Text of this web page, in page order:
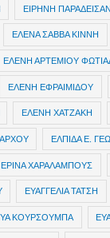
ΕΙΡΗΝΗ
ΕΛΕΝΑ ΣΑΒΒΑ ΚΙΝΝΗ
ΕΛΕΝΗ ΑΡΤΕΜΙΟΥ
ΕΛΕΝΗ ΕΦΡΑΙΜΙΔΟΥ
ΕΛΕΝΗ ΧΑΤΖΑΚΗ
ΕΛΠΙΔΑ Ε.
ΕΡΙΝΑ ΧΑΡΑΛΑΜΠΟΥΣ
ΕΥΑΓΓΕΛΙΑ ΤΑΤΣΗ
ΚΟΥΡΣΟΥΜΠΑ